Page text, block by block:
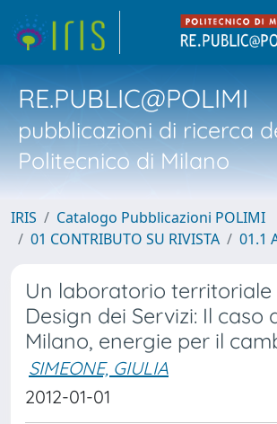
RE.PUBLIC@POLIMI
pubblicazioni di ricerca
Politecnico di Milano
IRIS
Catalogo Pubblicazioni POLIMI
01 CONTRIBUTO SU RIVISTA
01.1
Un laboratorio territoriale
Design dei Servizi: Il caso
Milano, energie per il
SIMEONE, GIULIA
2012-01-01